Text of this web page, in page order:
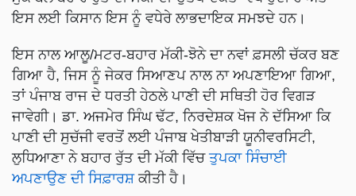
ਇਸ ਲਈ ਕਿਸਾਨ ਇਸ ਨੂੰ ਵਧੇਰੇ ਲਾਭਦਾਇਕ ਸਮਝਦੇ ਹਨ।
ਇਸ ਨਾਲ ਆਲੂ/ਮਟਰ-ਬਹਾਰ ਮੱਕੀ-ਝੋਨੇ ਦਾ ਨਵਾਂ ਫ਼ਸਲੀ ਚੱਕਰ ਬਣ
ਗਿਆ ਹੈ, ਜਿਸ ਨੂੰ ਜੇਕਰ ਸਿਆਣਪ ਨਾਲ ਨਾ ਅਪਣਾਇਆ ਗਿਆ,
ਤਾਂ ਪੰਜਾਬ ਰਾਜ ਦੇ ਧਰਤੀ ਹੇਠਲੇ ਪਾਣੀ ਦੀ ਸਥਿਤੀ ਹੋਰ ਵਿਗੜ
ਜਾਵੇਗੀ। ਡਾ. ਅਜਮੇਰ ਸਿੰਘ ਢੱਟ, ਨਿਰਦੇਸ਼ਕ ਖੋਜ ਨੇ ਦੱਸਿਆ ਕਿ
ਪਾਣੀ ਦੀ ਸੁਚੱਜੀ ਵਰਤੋਂ ਲਈ ਪੰਜਾਬ ਖੇਤੀਬਾੜੀ ਯੂਨੀਵਰਸਿਟੀ,
ਲੁਧਿਆਣਾ ਨੇ ਬਹਾਰ ਰੁੱਤ ਦੀ ਮੱਕੀ ਵਿੱਚ ਤੁਪਕਾ ਸਿੰਚਾਈ
ਅਪਣਾਉਣ ਦੀ ਸਿਫ਼ਾਰਸ਼ਕੀਤੀ ਹੈ।